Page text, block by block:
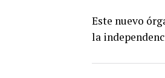
Este nuevo
la